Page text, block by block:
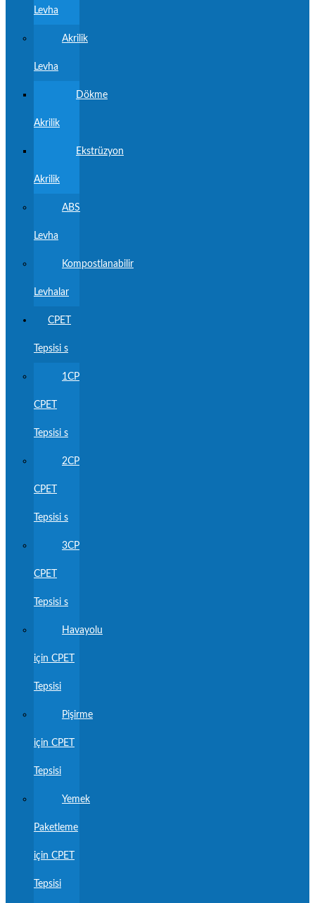
Levha
Akrilik
Levha
Dökme
Akrilik
Ekstrüzyon
Akrilik
ABS
Levha
Kompostlanabilir
Levhalar
CPET
Tepsisi s
1CP
CPET
Tepsisi s
2CP
CPET
Tepsisi s
3CP
CPET
Tepsisi s
Havayolu
için CPET
Tepsisi
Pişirme
için CPET
Tepsisi
Yemek
Paketleme
için CPET
Tepsisi